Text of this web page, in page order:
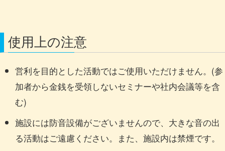
使用上の注意
営利を目的とした活動ではご使用いただけません。(参
加者から金銭を受領しないセミナーや社内会議等を含
む)
施設には防音設備がございませんので、大きな音の出
る活動はご遠慮ください。また、施設内は禁煙です。